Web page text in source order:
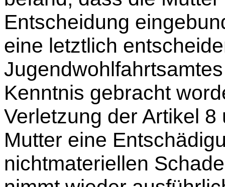
Entscheidung
eine letztlich
Kenntnis gebracht
Verletzung der Artikel
Mutter eine
nichtmateriellen